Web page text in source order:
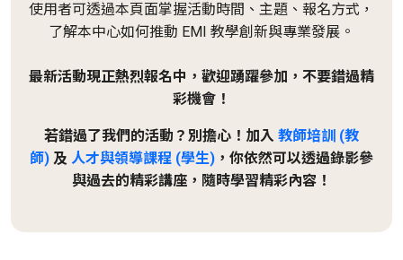
使用者可透過本頁面掌握活動時間、主題、報名方式，
了解本中心如何推動 EMI 教學創新與專業發展。
最新活動現正熱烈報名中，歡迎踴躍參加，不要錯過精
彩機會！
若錯過了我們的活動？別擔心！加入 教師培訓 (教
師) 及 人才與領導課程 (學生) ，你依然可以透過錄影參
與過去的精彩講座，隨時學習精彩內容！